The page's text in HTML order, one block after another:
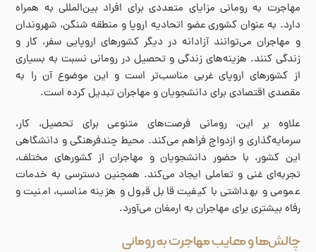
مهاجرت به رومانی مزایای متعددی برای افراد بین‌المللی به همراه
دارد. به عنوان کشوری عضو اتحادیه اروپا و منطقه شنگن، شهروندان
و مهاجران می‌توانند آزادانه در دیگر کشورهای اروپایی سفر، کار و
زندگی کنند. هزینه‌های زندگی و تحصیل در رومانی نسبت به بسیاری
از کشورهای اروپای غربی مناسب‌تر است و این موضوع آن را به
مقصدی اقتصادی برای دانشجویان و مهاجران تبدیل کرده است.
علاوه بر این، رومانی فرصت‌های متنوعی برای تحصیل، کار،
سرمایه‌گذاری و ازدواج فراهم می‌کند. محیط چندفرهنگی و دانشگاهی
این کشور، با حضور دانشجویان و مهاجران از کشورهای مختلف،
تجربه‌ای غنی و تعاملی ایجاد می‌کند. همچنین دسترسی به خدمات
عمومی و بهداشتی با کیفیت قابل قبول و هزینه مناسب، امنیت و
رفاه بیشتری برای مهاجران به ارمغان می‌آورد.
چالش‌ها و معایب مهاجرت به رومانی